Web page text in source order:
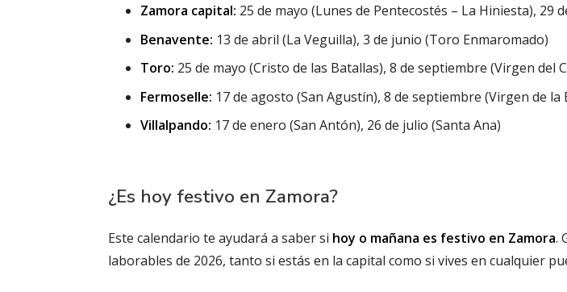
Zamora capital: 25 de mayo (Lunes de Pentecostés – La Hiniesta), 29
Benavente: 13 de abril (La Veguilla), 3 de junio (Toro Enmaromado)
Toro: 25 de mayo (Cristo de las Batallas), 8 de septiembre (Virgen del
Fermoselle: 17 de agosto (San Agustín), 8 de septiembre (Virgen de la
Villalpando: 17 de enero (San Antón), 26 de julio (Santa Ana)
¿Es hoy festivo en Zamora?
Este calendario te ayudará a saber si hoy o mañana es festivo en Zamora.
laborables de 2026, tanto si estás en la capital como si vives en cualquier